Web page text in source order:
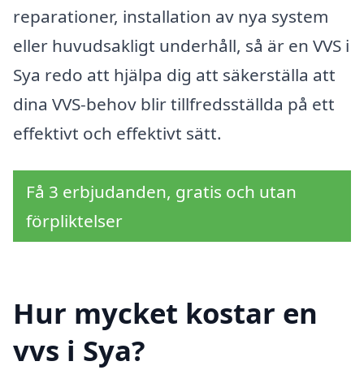
reparationer, installation av nya system
eller huvudsakligt underhåll, så är en VVS i
Sya redo att hjälpa dig att säkerställa att
dina VVS-behov blir tillfredsställda på ett
effektivt och effektivt sätt.
Få 3 erbjudanden, gratis och utan
förpliktelser
Hur mycket kostar en
vvs i Sya?